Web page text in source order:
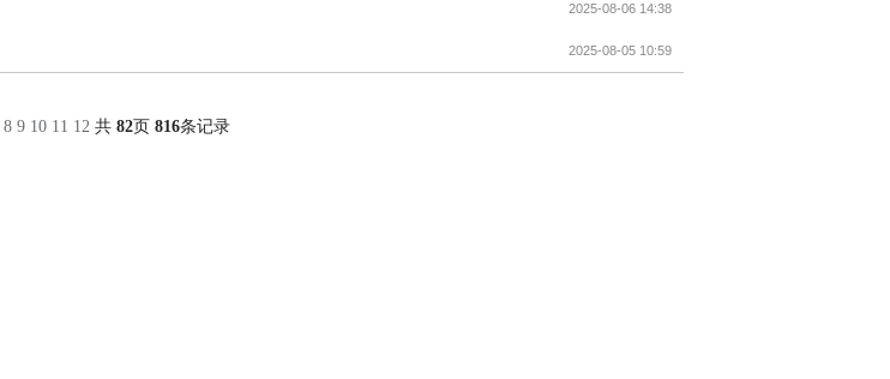
2025-08-06 14:38
2025-08-05 10:59
8 9 10 11 12 共 82页 816条记录